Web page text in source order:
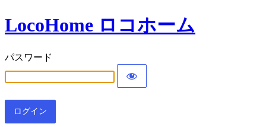
LocoHome ロコホーム
パスワード